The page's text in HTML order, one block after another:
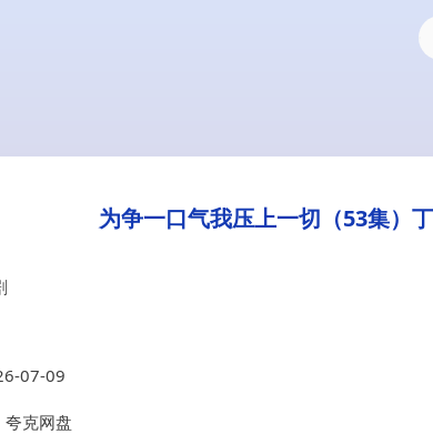
为争一口气我压上一切（53集）
07-09
夸克网盘